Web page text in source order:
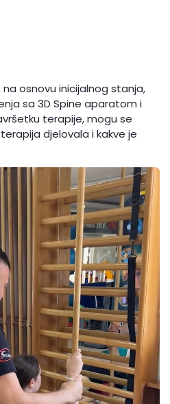
osnovu inicijalnog stanja,
sa 3D Spine aparatom i
terapije, mogu se
djelovala i kakve je